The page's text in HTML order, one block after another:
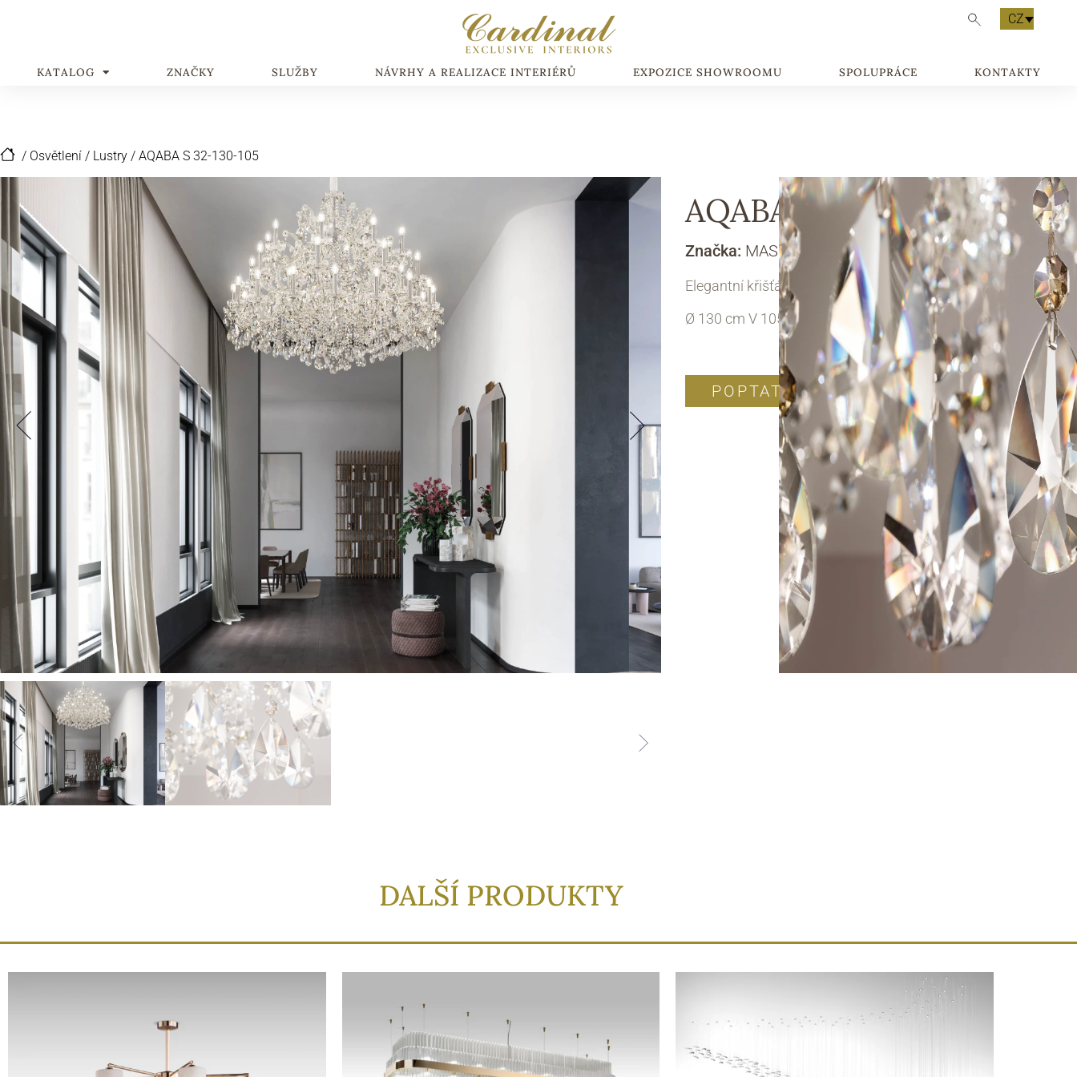
CZ
KATALOG ZNAČKY SLUŽBY NÁVRHY A REALIZACE INTERIÉRŮ EXPOZICE SHOWROOMU SPOLUPRÁCE KONTAKTY
/ Osvětlení / Lustry / AQABA S 32-130-105
AQABA S 32-130-105
Značka: MASIERO
Elegantní křišťálový lustr
Ø 130 cm V 105 cm
POPTAT PRODUKT
DALŠÍ PRODUKTY